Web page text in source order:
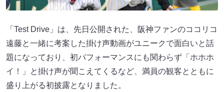
「Test Drive」は、先日公開された、阪神ファンのココリコ
遠藤と一緒に考案した掛け声動画がユニークで面白いと話
題になっており、初パフォーマンスにも関わらず「ホホホ
イ！」と掛け声が聞こえてくるなど、満員の観客とともに
盛り上がる初披露となりました。